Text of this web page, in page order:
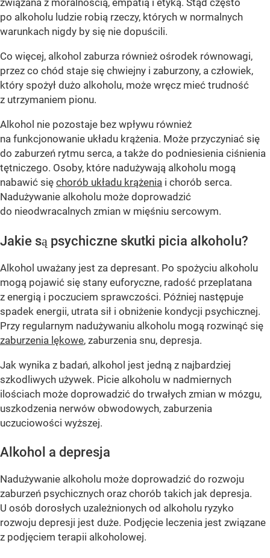
związana z moralnością, empatią i etyką. Stąd często
po alkoholu ludzie robią rzeczy, których w normalnych
warunkach nigdy by się nie dopuścili.
Co więcej, alkohol zaburza również ośrodek równowagi,
przez co chód staje się chwiejny i zaburzony, a człowiek,
który spożył dużo alkoholu, może wręcz mieć trudność
z utrzymaniem pionu.
Alkohol nie pozostaje bez wpływu również
na funkcjonowanie układu krążenia. Może przyczyniać się
do zaburzeń rytmu serca, a także do podniesienia ciśnienia
tętniczego. Osoby, które nadużywają alkoholu mogą
nabawić się chorób układu krążenia i chorób serca.
Nadużywanie alkoholu może doprowadzić
do nieodwracalnych zmian w mięśniu sercowym.
Jakie są psychiczne skutki picia alkoholu?
Alkohol uważany jest za depresant. Po spożyciu alkoholu
mogą pojawić się stany euforyczne, radość przeplatana
z energią i poczuciem sprawczości. Później następuje
spadek energii, utrata sił i obniżenie kondycji psychicznej.
Przy regularnym nadużywaniu alkoholu mogą rozwinąć się
zaburzenia lękowe, zaburzenia snu, depresja.
Jak wynika z badań, alkohol jest jedną z najbardziej
szkodliwych używek. Picie alkoholu w nadmiernych
ilościach może doprowadzić do trwałych zmian w mózgu,
uszkodzenia nerwów obwodowych, zaburzenia
uczuciowości wyższej.
Alkohol a depresja
Nadużywanie alkoholu może doprowadzić do rozwoju
zaburzeń psychicznych oraz chorób takich jak depresja.
U osób dorosłych uzależnionych od alkoholu ryzyko
rozwoju depresji jest duże. Podjęcie leczenia jest związane
z podjęciem terapii alkoholowej.